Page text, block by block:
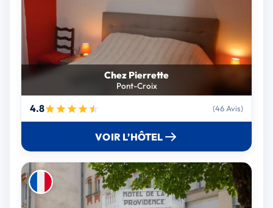
Chez Pierrette
Pont-Croix
4.8 (46 Avis)
VOIR L’HÔTEL